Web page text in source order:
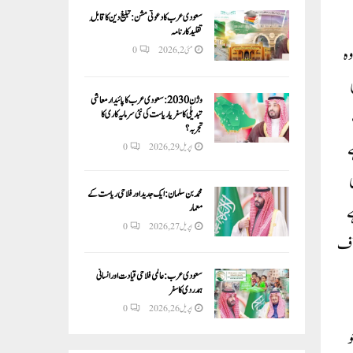
سعودی عرب کا دعوتی مشن: تبلیغ دین کا قابلِ
تقلید کارنامہ
مئی 2, 2026 0
وژن 2030:سعودی عرب کا پائیدار معاشی
تبدیلی کا سفر یا ریاست کی نئی سرمایہ کاری کا
تجربہ؟
اپریل 29, 2026 0
محمد بن سلمان: ایک جدید اور فلاحی ریاست کے
معمار
اپریل 27, 2026 0
سعودی عرب: عالمی فلاحی قیادت اور انسانی
ہمدردی کا سفر
اپریل 26, 2026 0